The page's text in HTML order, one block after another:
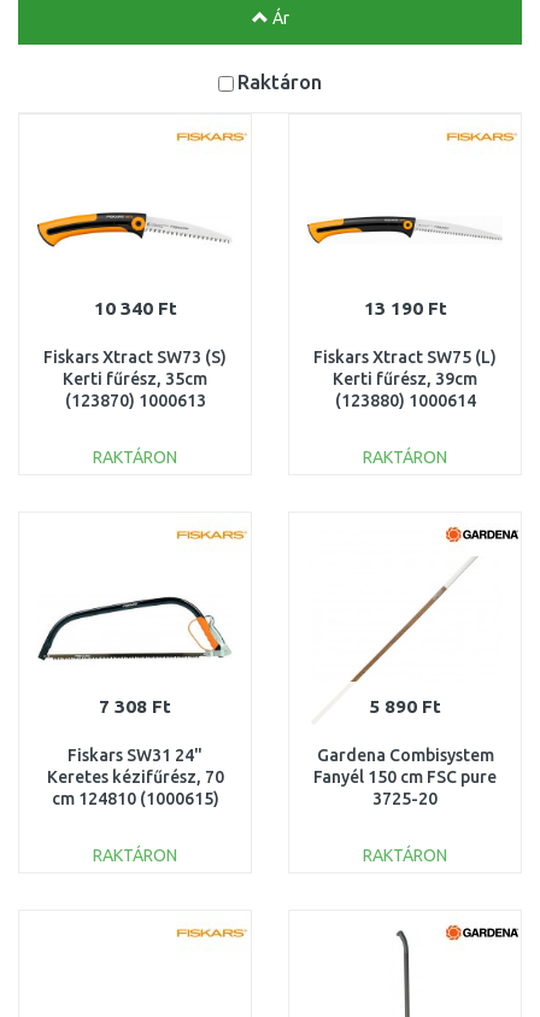
Ár
Raktáron
10 340 Ft
Fiskars Xtract SW73 (S)
Kerti fűrész, 35cm
(123870) 1000613
RAKTÁRON
Összehasonlítás
13 190 Ft
Fiskars Xtract SW75 (L)
Kerti fűrész, 39cm
(123880) 1000614
RAKTÁRON
Összehasonlítás
7 308 Ft
Fiskars SW31 24"
Keretes kézifűrész, 70
cm 124810 (1000615)
RAKTÁRON
Összehasonlítás
5 890 Ft
Gardena Combisystem
Fanyél 150 cm FSC pure
3725-20
RAKTÁRON
Összehasonlítás